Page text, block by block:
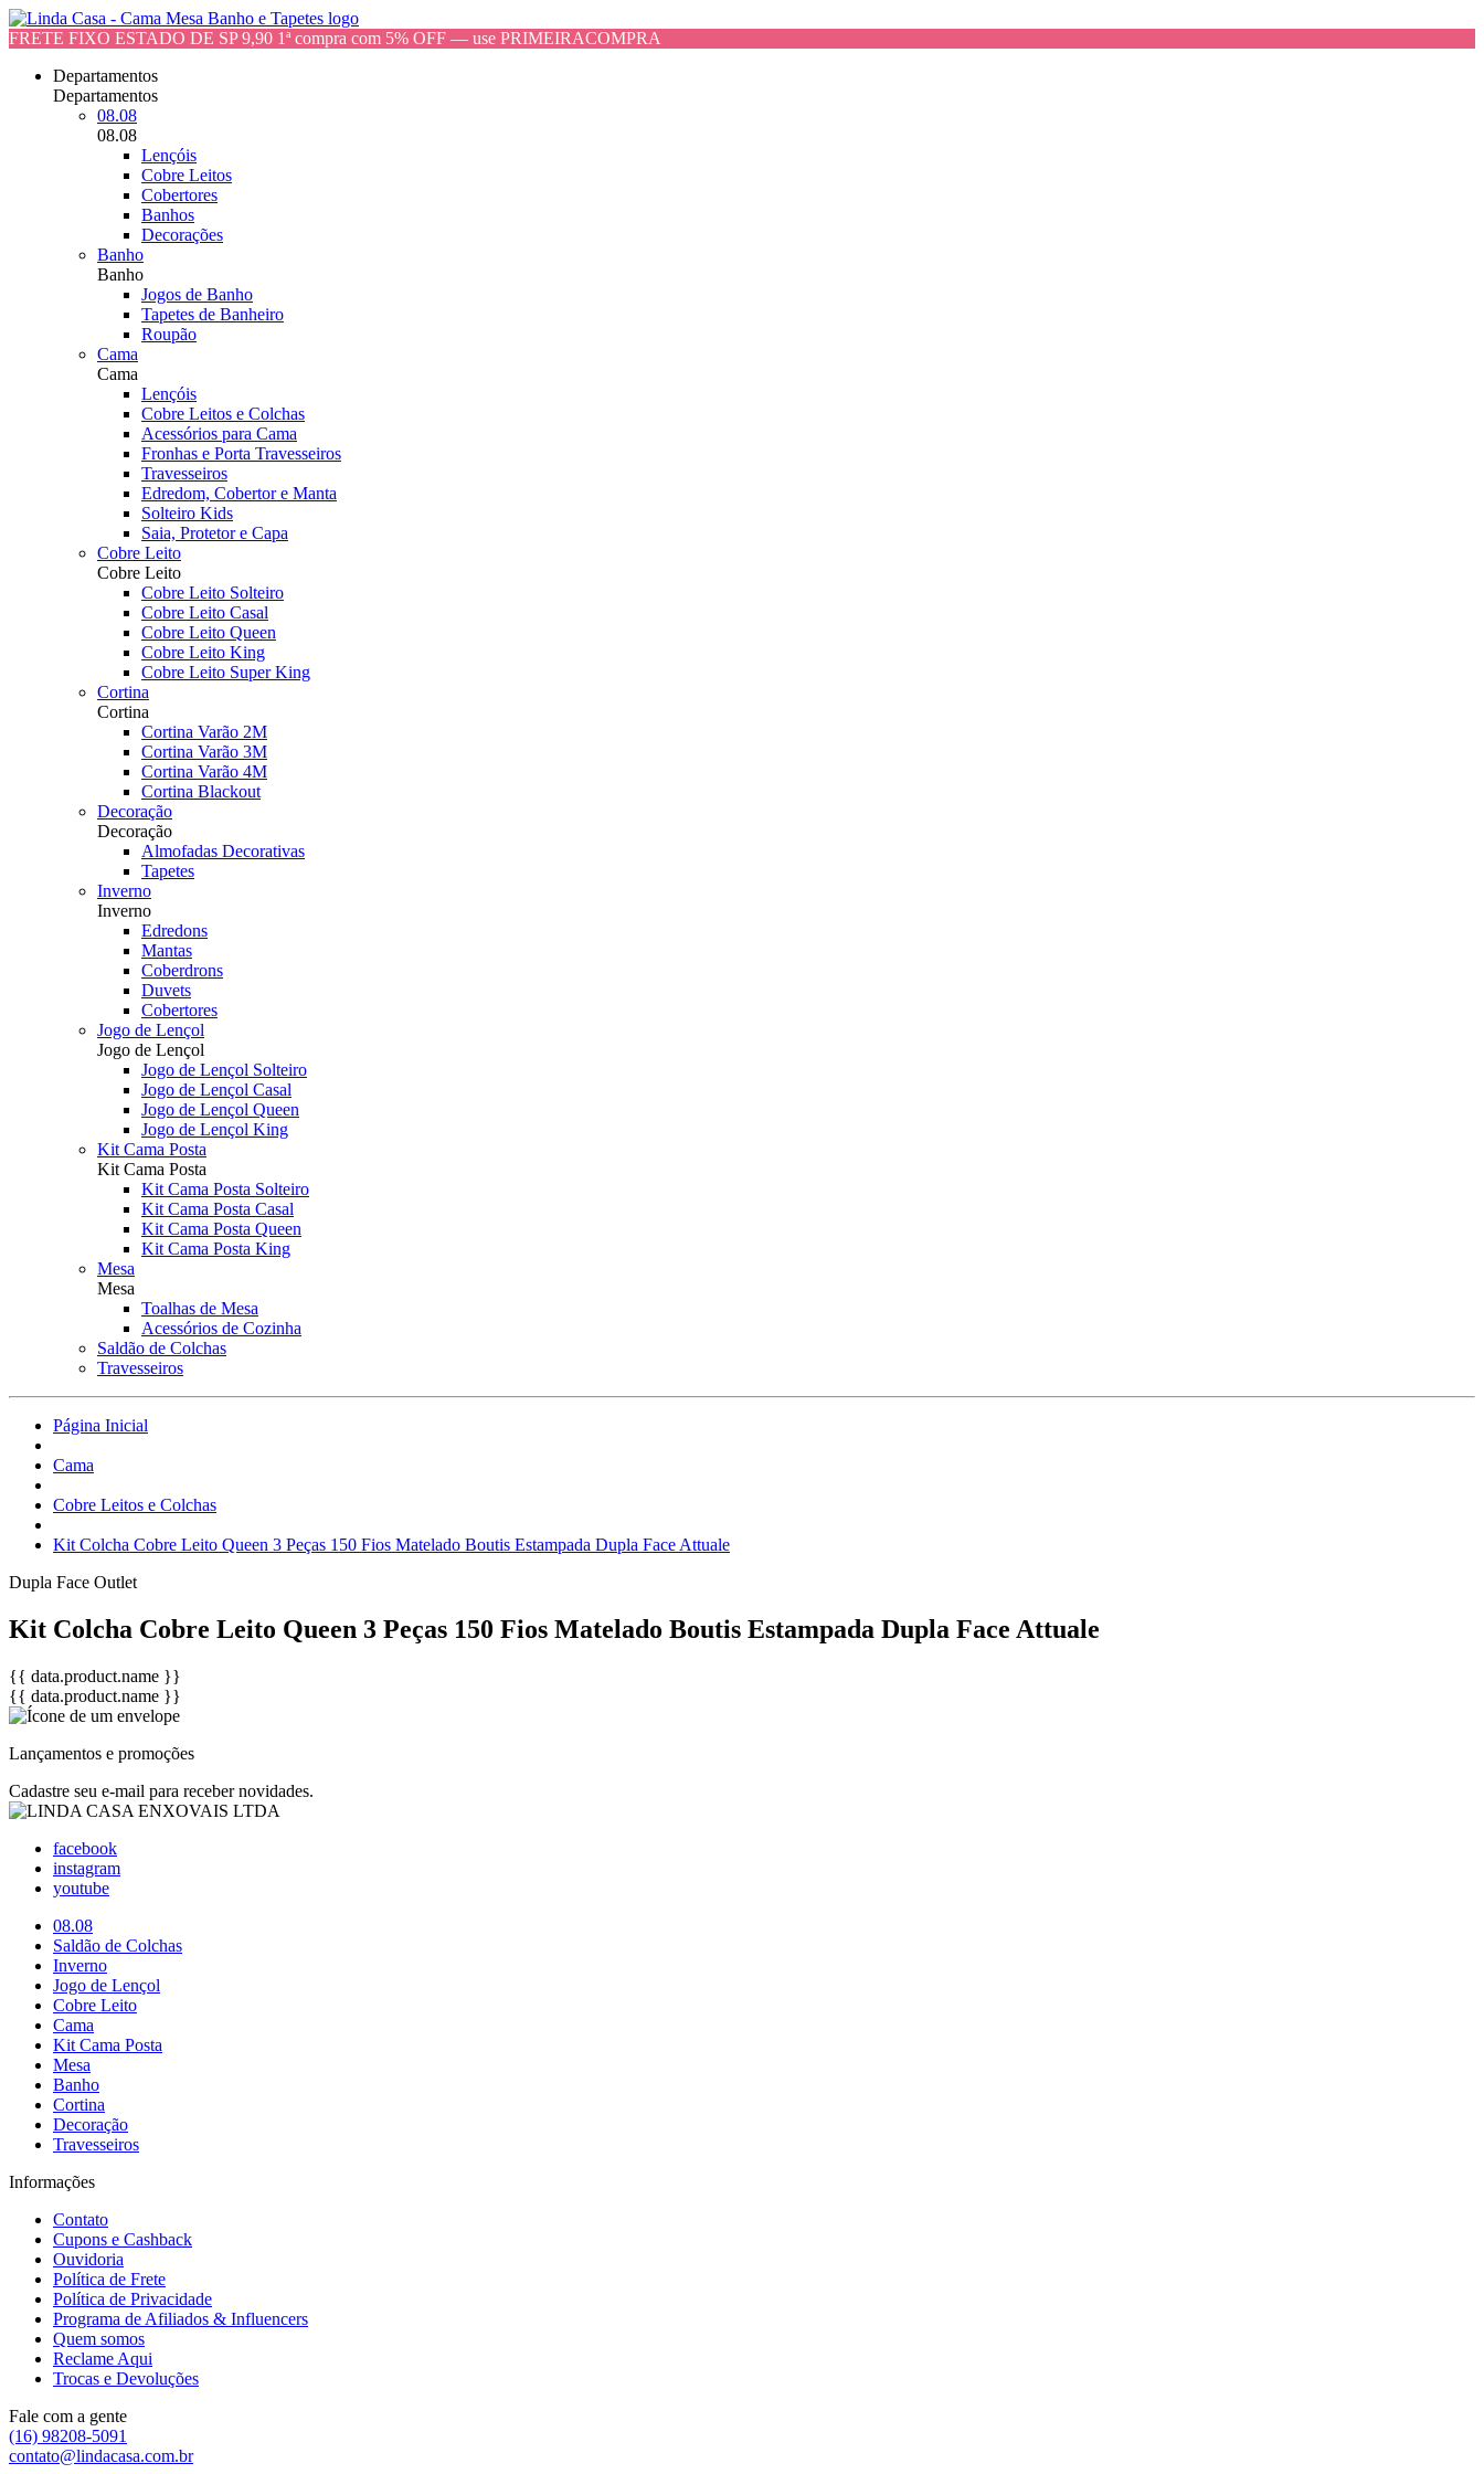
FRETE FIXO ESTADO DE SP 9,90 1ª compra com 5% OFF — use PRIMEIRACOMPRA
Departamentos
Departamentos
08.08
08.08
Lençóis
Cobre Leitos
Cobertores
Banhos
Decorações
Banho
Banho
Jogos de Banho
Tapetes de Banheiro
Roupão
Cama
Cama
Lençóis
Cobre Leitos e Colchas
Acessórios para Cama
Fronhas e Porta Travesseiros
Travesseiros
Edredom, Cobertor e Manta
Solteiro Kids
Saia, Protetor e Capa
Cobre Leito
Cobre Leito
Cobre Leito Solteiro
Cobre Leito Casal
Cobre Leito Queen
Cobre Leito King
Cobre Leito Super King
Cortina
Cortina
Cortina Varão 2M
Cortina Varão 3M
Cortina Varão 4M
Cortina Blackout
Decoração
Decoração
Almofadas Decorativas
Tapetes
Inverno
Inverno
Edredons
Mantas
Coberdrons
Duvets
Cobertores
Jogo de Lençol
Jogo de Lençol
Jogo de Lençol Solteiro
Jogo de Lençol Casal
Jogo de Lençol Queen
Jogo de Lençol King
Kit Cama Posta
Kit Cama Posta
Kit Cama Posta Solteiro
Kit Cama Posta Casal
Kit Cama Posta Queen
Kit Cama Posta King
Mesa
Mesa
Toalhas de Mesa
Acessórios de Cozinha
Saldão de Colchas
Travesseiros
Página Inicial
Cama
Cobre Leitos e Colchas
Kit Colcha Cobre Leito Queen 3 Peças 150 Fios Matelado Boutis Estampada Dupla Face Attuale
Dupla Face Outlet
Kit Colcha Cobre Leito Queen 3 Peças 150 Fios Matelado Boutis Estampada Dupla Face Attuale
{{ data.product.name }}
{{ data.product.name }}
Lançamentos e promoções
Cadastre seu e-mail para receber novidades.
facebook
instagram
youtube
08.08
Saldão de Colchas
Inverno
Jogo de Lençol
Cobre Leito
Cama
Kit Cama Posta
Mesa
Banho
Cortina
Decoração
Travesseiros
Informações
Contato
Cupons e Cashback
Ouvidoria
Política de Frete
Política de Privacidade
Programa de Afiliados & Influencers
Quem somos
Reclame Aqui
Trocas e Devoluções
Fale com a gente
(16) 98208-5091
contato@lindacasa.com.br